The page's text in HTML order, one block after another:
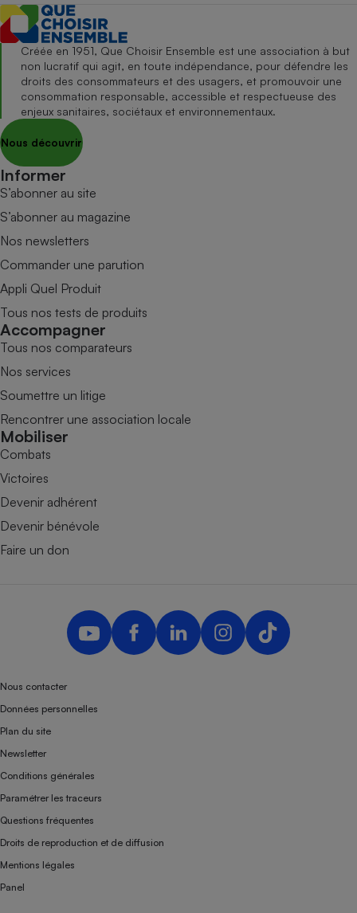
Créée en 1951, Que Choisir Ensemble est une association à but
non lucratif qui agit, en toute indépendance, pour défendre les
droits des consommateurs et des usagers, et promouvoir une
consommation responsable, accessible et respectueuse des
enjeux sanitaires, sociétaux et environnementaux.
Nous découvrir
Informer
S’abonner au site
S’abonner au magazine
Nos newsletters
Commander une parution
Appli Quel Produit
Tous nos tests de produits
Accompagner
Tous nos comparateurs
Nos services
Soumettre un litige
Rencontrer une association locale
Mobiliser
Combats
Victoires
Devenir adhérent
Devenir bénévole
Faire un don
Nous contacter
Données personnelles
Plan du site
Newsletter
Conditions générales
Paramétrer les traceurs
Questions fréquentes
Droits de reproduction et de diffusion
Mentions légales
Panel